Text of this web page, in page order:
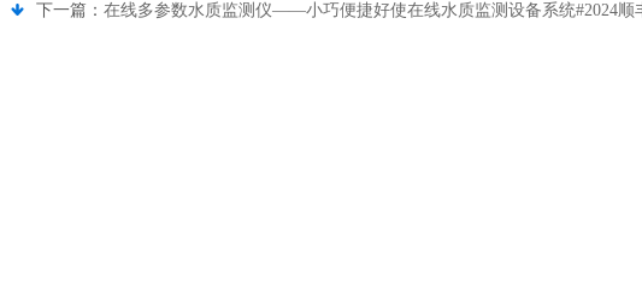
下一篇： 在线多参数水质监测仪——小巧便捷好使在线水质监测设备系统#2024顺